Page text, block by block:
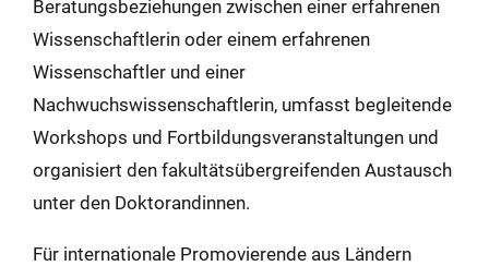
Beratungsbeziehungen zwischen einer erfahrenen
Wissenschaftlerin oder einem erfahrenen
Wissenschaftler und einer
Nachwuchswissenschaftlerin, umfasst begleitende
Workshops und Fortbildungsveranstaltungen und
organisiert den fakultätsübergreifenden Austausch
unter den Doktorandinnen.
Für internationale Promovierende aus Ländern